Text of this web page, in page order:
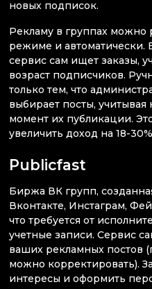
новых подписок.
Рекламу в группах можно
режиме и автоматически.
сервис сам ищет заказы,
возраст подписчиков.
только тем, что
выбирает посты,
момент их публикации.
увеличить доход на 18-
Publicfast
Биржа ВК групп,
Вконтакте, Инстаграм,
что требуется от
учетные записи. Сервис
ваших рекламных постов
можно корректировать).
интересы и оформить